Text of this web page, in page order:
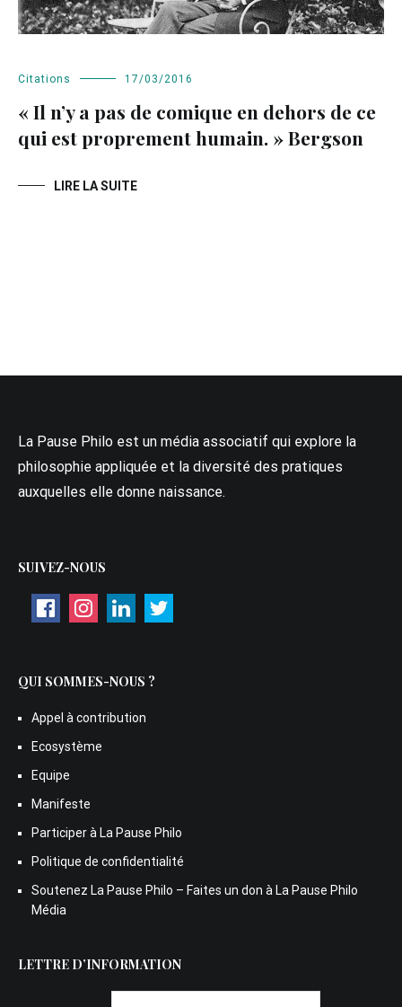
Citations 17/03/2016
« Il n’y a pas de comique en dehors de ce
qui est proprement humain. » Bergson
LIRE LA SUITE
La Pause Philo est un média associatif qui explore la
philosophie appliquée et la diversité des pratiques
auxquelles elle donne naissance.
SUIVEZ-NOUS
QUI SOMMES-NOUS ?
Appel à contribution
Ecosystème
Equipe
Manifeste
Participer à La Pause Philo
Politique de confidentialité
Soutenez La Pause Philo – Faites un don à La Pause Philo
Média
LETTRE D’INFORMATION